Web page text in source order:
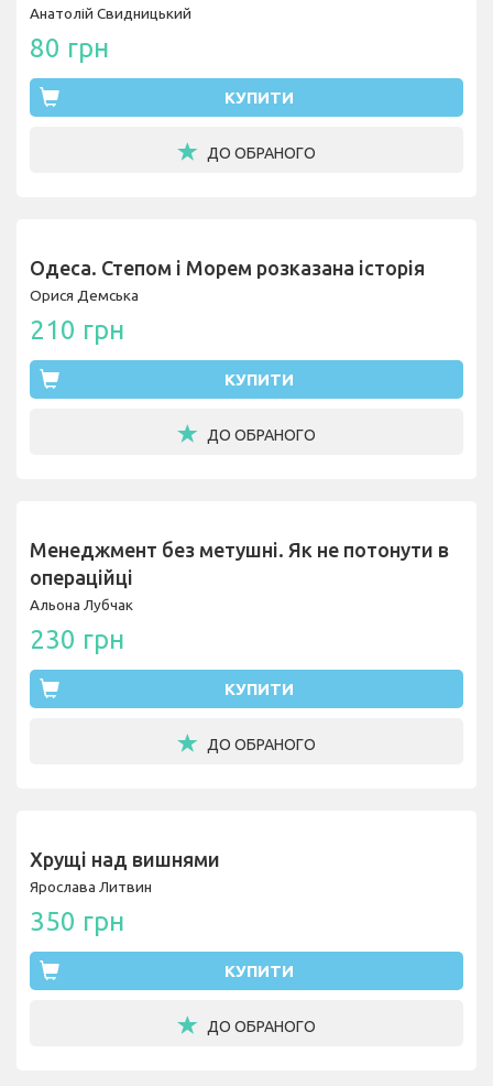
Анатолій Свидницький
80 грн
КУПИТИ
ДО ОБРАНОГО
Одеса. Степом і Морем розказана історія
Орися Демська
210 грн
КУПИТИ
ДО ОБРАНОГО
Менеджмент без метушні. Як не потонути в
операційці
Альона Лубчак
230 грн
КУПИТИ
ДО ОБРАНОГО
Хрущі над вишнями
Ярослава Литвин
350 грн
КУПИТИ
ДО ОБРАНОГО